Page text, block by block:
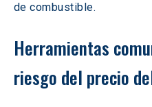
de combustible.
Herramientas
riesgo del precio